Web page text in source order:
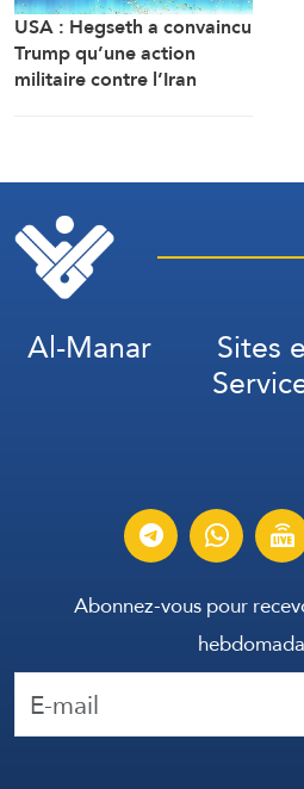
USA : Hegseth a convaincu
Trump qu’une action
militaire contre l’Iran
citant des responsables)
Al-Manar Sites
Abonnez-vous pour